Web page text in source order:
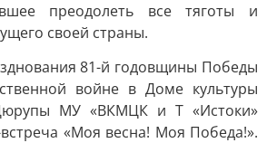
преодолеть все тяготы и
своей страны.
81-й годовщины Победы
войне в Доме культуры
МУ «ВКМЦК и Т «Истоки»
встреча «Моя весна! Моя Победа!».